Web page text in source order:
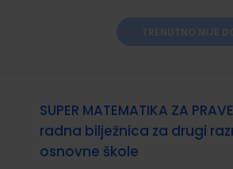
SUPER MATEMATIKA ZA
radna bilježnica za drugi
osnovne škole